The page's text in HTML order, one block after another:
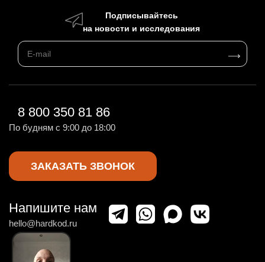
Подписывайтесь
на новости и исследования
8 800 350 81 86
По будням с 9:00 до 18:00
ЗАКАЗАТЬ ЗВОНОК
Напишите нам
hello@hardkod.ru